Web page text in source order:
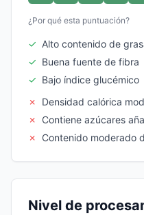
¿Por qué esta puntuación?
✓ Alto contenido de
✓ Buena fuente de fibra
✓ Bajo índice glucémico
✗
Densidad calórica
✗
Contiene azúcares
✗
Contenido moderado
Nivel de